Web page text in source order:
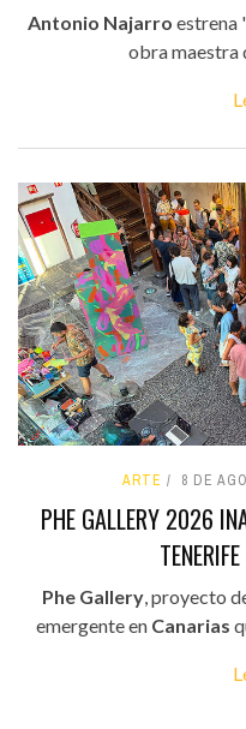
Antonio Najarro estrena
obra maestra
ARTE 8 DE
PHE GALLERY 2026
Phe Gallery, proyecto
emergente en Canarias